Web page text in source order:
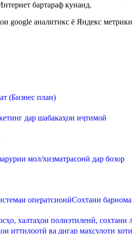
бартараф кунанд.
аналитикс ё Яндекс
(Бизнес план)
дар шабакаҳои иҷтимоӣ
мол/хизматрасонӣ дар бозор
Сохтани
иттилоотӣ ва дигар маҳсулоти